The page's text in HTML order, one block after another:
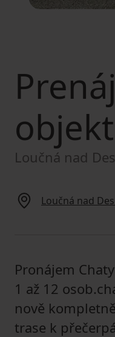
Loučná nad
Loučná nad
Pronájem
1 až 12
nově
trase k